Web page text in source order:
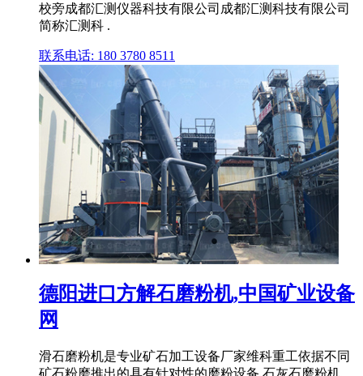
校旁成都汇测仪器科技有限公司成都汇测科技有限公司
简称汇测科 .
联系电话: 180 3780 8511
德阳进口方解石磨粉机,中国矿业设备
网
滑石磨粉机是专业矿石加工设备厂家维科重工依据不同
矿石粉磨推出的具有针对性的磨粉设备,石灰石磨粉机、